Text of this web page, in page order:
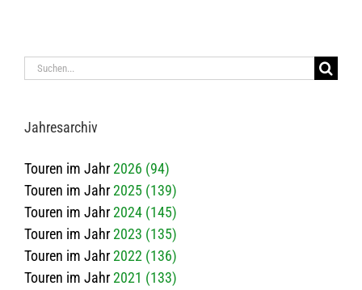
Suche
Jah­res­ar­chiv
Touren im Jahr2026 (94)
Touren im Jahr2025 (139)
Touren im Jahr2024 (145)
Touren im Jahr2023 (135)
Touren im Jahr2022 (136)
Touren im Jahr2021 (133)